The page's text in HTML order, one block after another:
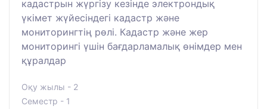
кадастрын жүргізу кезінде электрондық
үкімет жүйесіндегі кадастр және
мониторингтің рөлі. Кадастр және жер
мониторингі үшін бағдарламалық өнімдер мен
құралдар
Оқу жылы - 2
Семестр - 1